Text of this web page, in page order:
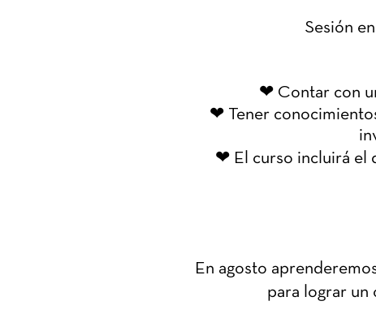
Sesión
❤ Contar con
❤ Tener
❤ El curso incluirá el
En agosto
para lograr un